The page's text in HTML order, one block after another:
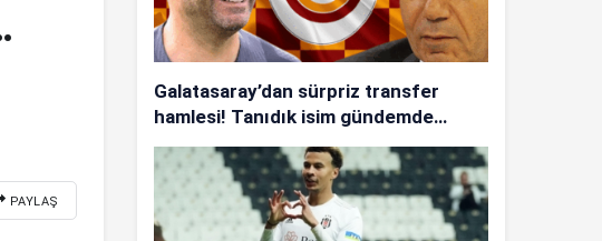
PAYLAŞ
Galatasaray’dan sürpriz transfer
hamlesi! Tanıdık isim gündemde…